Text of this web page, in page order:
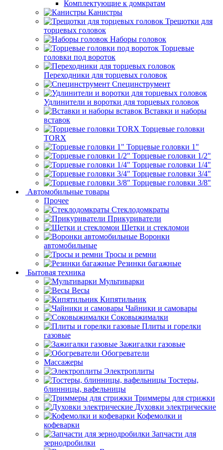
Комплектующие к домкратам
Канистры
Трещотки для
торцевых головок
Наборы головок
Торцевые
головки под вороток
Переходники для торцевых головок
Специнструмент
Удлинители и воротки для торцевых головок
Вставки и наборы
вставок
Торцевые головки
TORX
Торцевые головки 1"
Торцевые головки 1/2"
Торцевые головки 1/4"
Торцевые головки 3/4"
Торцевые головки 3/8"
Автомобильные товары
Прочее
Стеклодомкраты
Прикуриватели
Щетки и стекломои
Воронки
автомобильные
Тросы и ремни
Резинки багажные
Бытовая техника
Мультиварки
Весы
Кипятильник
Чайники и самовары
Соковыжималки
Плиты и горелки
газовые
Зажигалки газовые
Обогреватели
Массажеры
Электроплиты
Тостеры,
блинницы, вафельницы
Триммеры для стрижки
Духовки электрические
Кофемолки и
кофеварки
Запчасти для
зернодробилки